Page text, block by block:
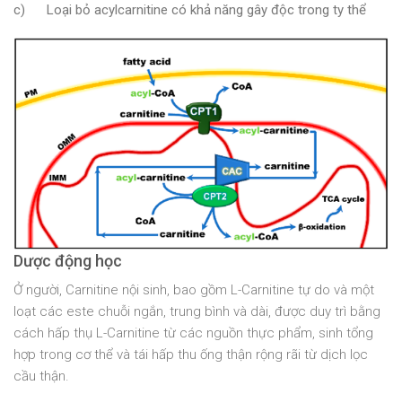
c) Loại bỏ acylcarnitine có khả năng gây độc trong ty thể
Dược động học
Ở người, Carnitine nội sinh, bao gồm L-Carnitine tự do và một
loạt các este chuỗi ngắn, trung bình và dài, được duy trì bằng
cách hấp thụ L-Carnitine từ các nguồn thực phẩm, sinh tổng
hợp trong cơ thể và tái hấp thu ống thận rộng rãi từ dịch lọc
cầu thận.